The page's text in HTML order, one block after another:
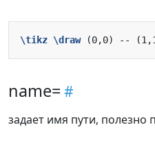
\tikz \draw (0,0) --
name=
задает имя пути, полезно